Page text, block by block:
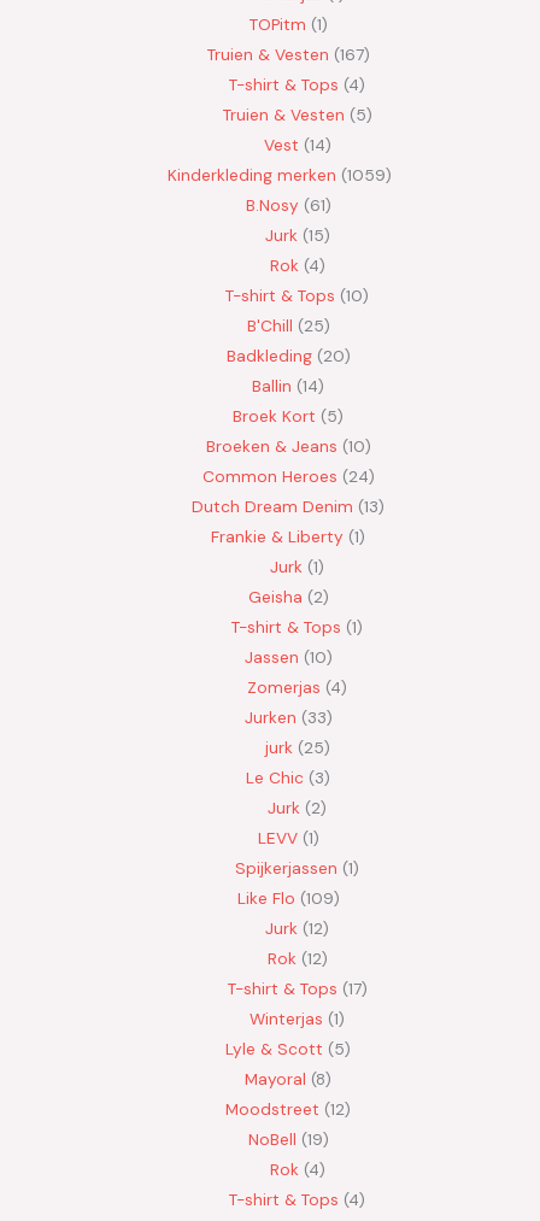
TOPitm 1
Truien & Vesten 167
T-shirt & Tops 4
Truien & Vesten 5
Vest 14
Kinderkleding merken 1059
B.Nosy 61
Jurk 15
Rok 4
T-shirt & Tops 10
B'Chill 25
Badkleding 20
Ballin 14
Broek Kort 5
Broeken & Jeans 10
Common Heroes 24
Dutch Dream Denim 13
Frankie & Liberty 1
Jurk 1
Geisha 2
T-shirt & Tops 1
Jassen 10
Zomerjas 4
Jurken 33
jurk 25
Le Chic 3
Jurk 2
LEVV 1
Spijkerjassen 1
Like Flo 109
Jurk 12
Rok 12
T-shirt & Tops 17
Winterjas 1
Lyle & Scott 5
Mayoral 8
Moodstreet 12
NoBell 19
Rok 4
T-shirt & Tops 4